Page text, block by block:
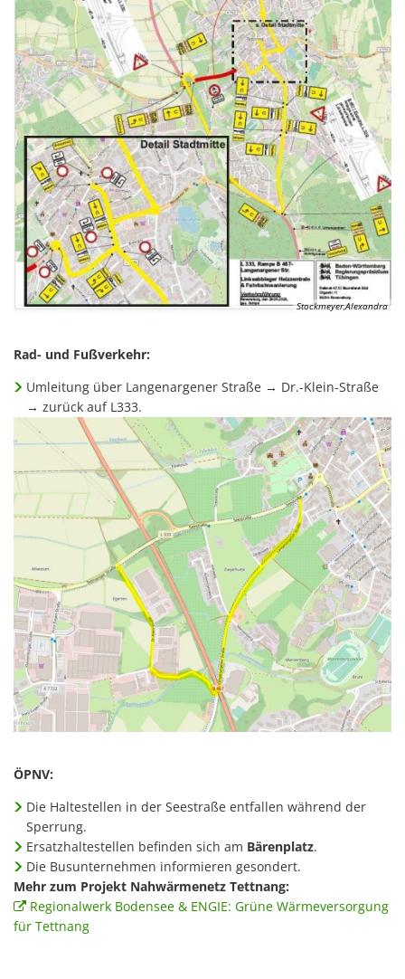
Stockmeyer,Alexandra
Rad- und Fußverkehr:
Umleitung über Langenargener Straße → Dr.-Klein-Straße
→ zurück auf L333.
ÖPNV:
Die Haltestellen in der Seestraße entfallen während der
Sperrung.
Ersatzhaltestellen befinden sich am Bärenplatz.
Die Busunternehmen informieren gesondert.
Mehr zum Projekt Nahwärmenetz Tettnang:
Regionalwerk Bodensee & ENGIE: Grüne Wärmeversorgung
für Tettnang